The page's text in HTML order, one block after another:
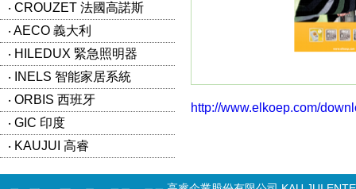
‧ CROUZET 法國高諾斯
‧ AECO 義大利
‧ HILEDUX 緊急照明器
‧ INELS 智能家居系統
‧ ORBIS 西班牙
‧ GIC 印度
‧ KAUJUI 高睿
http://www.elkoep.com/